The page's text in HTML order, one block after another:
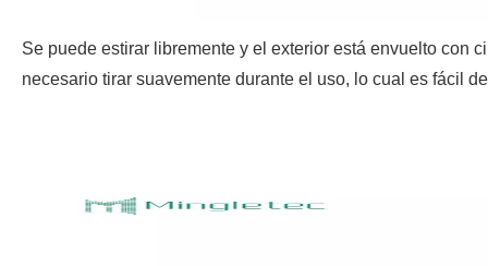
Se puede estirar libremente y el exterior está envuelto con
necesario tirar suavemente durante el uso, lo cual es fácil